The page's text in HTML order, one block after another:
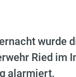
wurde
Ried im
alarmiert.